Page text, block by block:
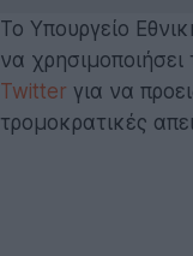
Το Υπουργείο
να
Twitter για να
τρομοκρατικές